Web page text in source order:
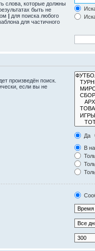
слова, которые должны
быть не
| для поиска любого
для частичного
произведён поиск.
если вы не
Да
В